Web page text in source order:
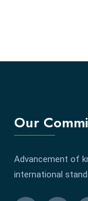
Our
Advancement of
international